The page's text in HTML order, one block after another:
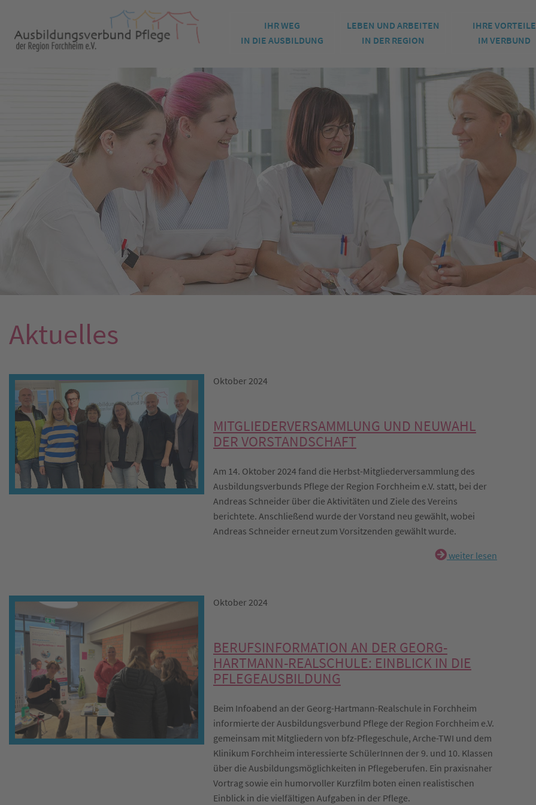
IHR WEG
IN DIE AUSBILDUNG
LEBEN UND ARBEITEN
IN DER REGION
IHRE VORTEILE
IM VERBUND
Aktuelles
Oktober 2024
MITGLIEDERVERSAMMLUNG UND NEUWAHL
DER VORSTANDSCHAFT
Am 14. Oktober 2024 fand die Herbst-Mitgliederversammlung des
Ausbildungsverbunds Pflege der Region Forchheim e.V. statt, bei der
Andreas Schneider über die Aktivitäten und Ziele des Vereins
berichtete. Anschließend wurde der Vorstand neu gewählt, wobei
Andreas Schneider erneut zum Vorsitzenden gewählt wurde.
weiter lesen
Oktober 2024
BERUFSINFORMATION AN DER GEORG-
HARTMANN-REALSCHULE: EINBLICK IN DIE
PFLEGEAUSBILDUNG
Beim Infoabend an der Georg-Hartmann-Realschule in Forchheim
informierte der Ausbildungsverbund Pflege der Region Forchheim e.V.
gemeinsam mit Mitgliedern von bfz-Pflegeschule, Arche-TWI und dem
Klinikum Forchheim interessierte SchülerInnen der 9. und 10. Klassen
über die Ausbildungsmöglichkeiten in Pflegeberufen. Ein praxisnaher
Vortrag sowie ein humorvoller Kurzfilm boten einen realistischen
Einblick in die vielfältigen Aufgaben in der Pflege.